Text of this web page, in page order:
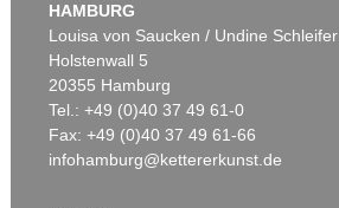
HAMBURG
Louisa von Saucken / Undine Schleifer
Holstenwall 5
20355 Hamburg
Tel.: +49 (0)40 37 49 61-0
Fax: +49 (0)40 37 49 61-66
infohamburg@kettererkunst.de